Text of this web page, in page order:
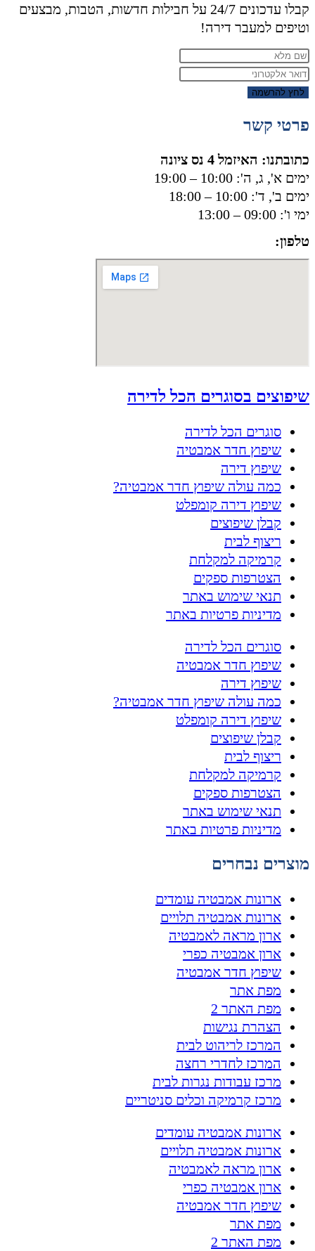
קבלו עדכונים 24/7 על חבילות חדשות, הטבות, מבצעים
וטיפים למעבר דירה!
לחץ להרשמה
פרטי קשר
כתובתנו: האיזמל 4 נס ציונה
ימים א', ג, ה': 10:00 – 19:00
ימים ב', ד': 10:00 – 18:00
ימי ו': 09:00 – 13:00
טלפון:
שיפוצים בסוגרים הכל לדירה
סוגרים הכל לדירה
שיפוץ חדר אמבטיה
שיפוץ דירה
כמה עולה שיפוץ חדר אמבטיה?
שיפוץ דירה קומפלט
קבלן שיפוצים
ריצוף לבית
קרמיקה למקלחת
הצטרפות ספקים
תנאי שימוש באתר
מדיניות פרטיות באתר
סוגרים הכל לדירה
שיפוץ חדר אמבטיה
שיפוץ דירה
כמה עולה שיפוץ חדר אמבטיה?
שיפוץ דירה קומפלט
קבלן שיפוצים
ריצוף לבית
קרמיקה למקלחת
הצטרפות ספקים
תנאי שימוש באתר
מדיניות פרטיות באתר
מוצרים נבחרים
ארונות אמבטיה עומדים
ארונות אמבטיה תלויים
ארון מראה לאמבטיה
ארון אמבטיה כפרי
שיפוץ חדר אמבטיה
מפת אתר
מפת האתר 2
הצהרת נגישות
המרכז לריהוט לבית
המרכז לחדרי רחצה
מרכז עבודות נגרות לבית
מרכז קרמיקה וכלים סניטריים
ארונות אמבטיה עומדים
ארונות אמבטיה תלויים
ארון מראה לאמבטיה
ארון אמבטיה כפרי
שיפוץ חדר אמבטיה
מפת אתר
מפת האתר 2